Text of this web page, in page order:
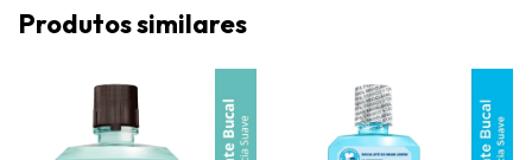
Produtos similares